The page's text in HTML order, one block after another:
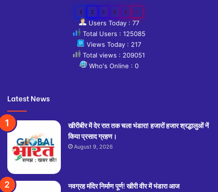
1 2 5 0 8 5
Users Today : 77
Total Users : 125085
Views Today : 217
Total views : 209051
Who's Online : 0
Latest News
खीरीबीर में देर रात तक चला भंडारा! हजारों हजार श्रद्धालुओं नें
किया प्रसाद ग्रहण।
August 9, 2026
नवग्रह मंदिर निर्माण पूर्ण! खीरी वीर में भंडारा आज